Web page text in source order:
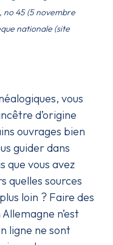
no 45 (5 novembre
nationale (site
vous
d’origine
ouvrages bien
guider dans
que vous avez
quelles sources
loin ? Faire des
n’est
ligne ne sont